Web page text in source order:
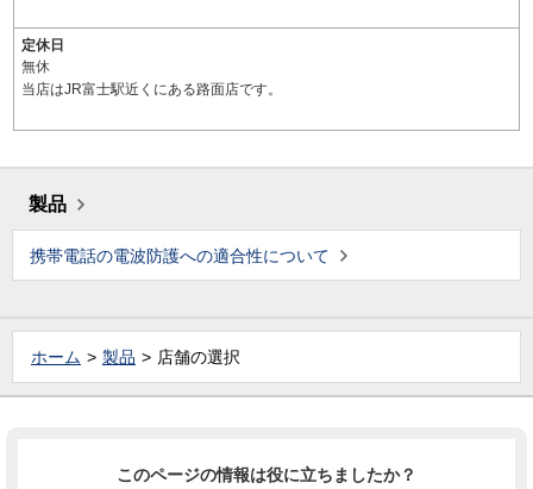
定休日
無休
当店はJR富士駅近くにある路面店です。
製品
携帯電話の電波防護への適合性について
ホーム 製品 店舗の選択
このページの情報は役に立ちましたか？